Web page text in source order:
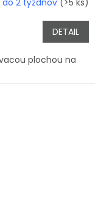
DETAIL
plochou na